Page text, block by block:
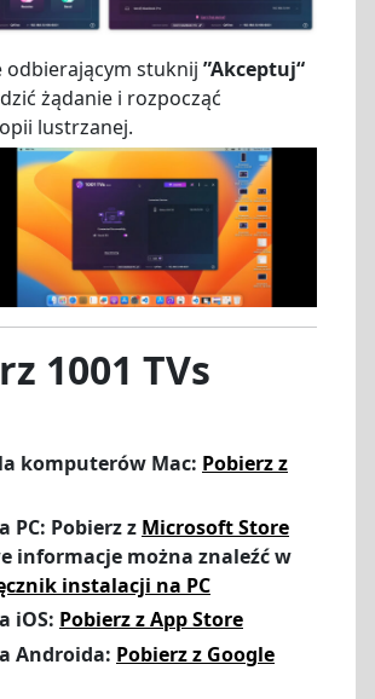
odbierającym stuknij ”Akceptuj“
żądanie i rozpocząć
lustrzanej.
1001 TVs
komputerów Mac: Pobierz z
PC: Pobierz z Microsoft Store
informacje można znaleźć w
instalacji na PC
iOS: Pobierz z App Store
Androida: Pobierz z Google